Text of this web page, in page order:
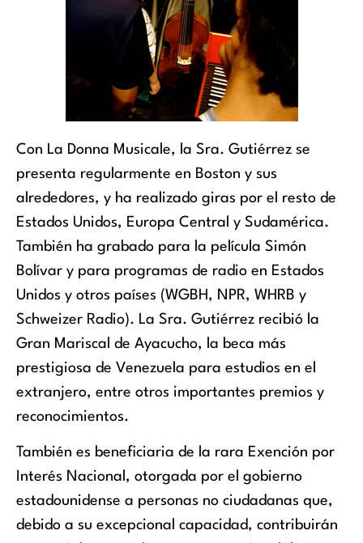
Con La Donna Musicale, la Sra. Gutiérrez se
presenta regularmente en Boston y sus
alrededores, y ha realizado giras por el resto de
Estados Unidos, Europa Central y Sudamérica.
También ha grabado para la película Simón
Bolívar y para programas de radio en Estados
Unidos y otros países (WGBH, NPR, WHRB y
Schweizer Radio). La Sra. Gutiérrez recibió la
Gran Mariscal de Ayacucho, la beca más
prestigiosa de Venezuela para estudios en el
extranjero, entre otros importantes premios y
reconocimientos.
También es beneficiaria de la rara Exención por
Interés Nacional, otorgada por el gobierno
estadounidense a personas no ciudadanas que,
debido a su excepcional capacidad, contribuirán